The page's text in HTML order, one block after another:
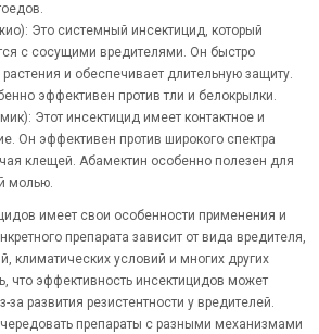
Это системный инсектицид, который
с сосущими вредителями. Он быстро
растения и обеспечивает длительную защиту.
эффективен против тли и белокрылки.
Этот инсектицид имеет контактное и
Он эффективен против широкого спектра
клещей. Абамектин особенно полезен для
молью.
имеет свои особенности применения и
препарата зависит от вида вредителя,
климатических условий и многих других
что эффективность инсектицидов может
развития резистентности у вредителей.
препараты с разными механизмами